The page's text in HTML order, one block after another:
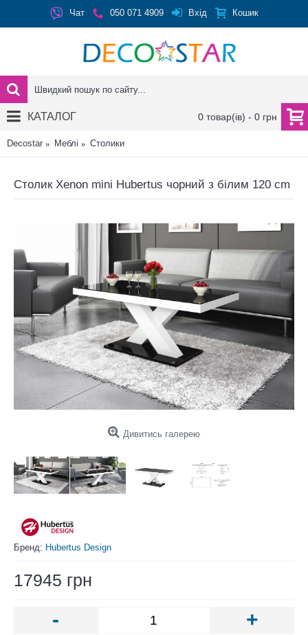
Чат 050 071 4909 Вхід Кошик
0 товар(ів) - 0 грн
КАТАЛОГ
Decostar Меблі Столики
Столик Xenon mini Hubertus чорний з білим 120 cm
Дивитись галерею
Бренд: Hubertus Design
17945 грн
- +